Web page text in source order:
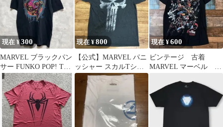
現在 ¥300
MARVEL ブラックパン
サー FUNKO POP! Tシ
ャツ 黒 Lサイズ
現在 ¥800
【公式】MARVEL パニ
ッシャー スカルTシャ
ツ L アメコミ US古着
現在 ¥600
ビンテージ 古着
MARVEL マーベル ム
シャツ 黒